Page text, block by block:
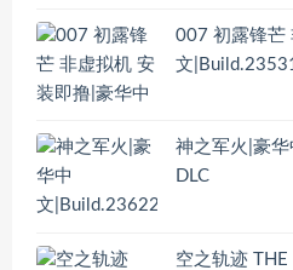
007 初露锋芒
文
神之军火|豪
DLC
空之轨迹 THE